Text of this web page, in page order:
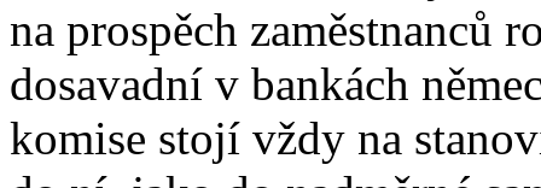
na prospěch zaměstnanců
dosavadní v bankách
komise stojí vždy na